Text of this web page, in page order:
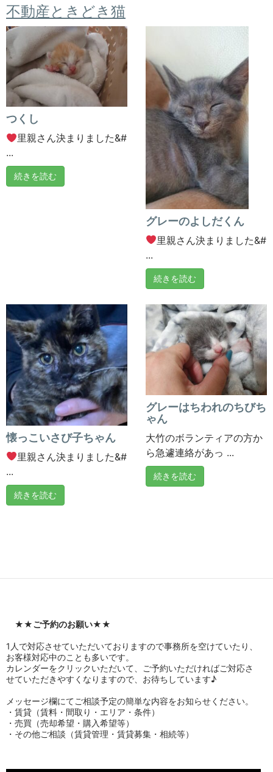
不動産ときどき猫
つくし
里親さん決まりました&#
...
続きを読む
グレーのよしだくん
里親さん決まりました&#
...
続きを読む
懐っこいさび子ちゃん
里親さん決まりました&#
...
続きを読む
グレーはちわれのちびち
ゃん
大竹のボランティアの方か
ら急遽連絡があっ ...
続きを読む
★★ご予約のお願い★★
1人で対応させていただいておりますので事務所を空けていたり、
お客様対応中のことも多いです。
カレンダーをクリックいただいて、ご予約いただければご対応さ
せていただきやすくなりますので、お待ちしています♪
メッセージ欄にてご相談予定の簡単な内容をお知らせください。
・賃貸（賃料・間取り・エリア・条件）
・売買（売却希望・購入希望等）
・その他ご相談（賃貸管理・賃貸募集・相続等）